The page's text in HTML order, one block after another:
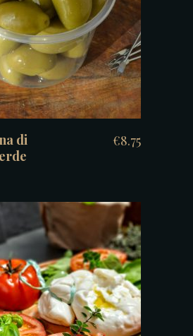
AAN WINKELWAGEN
di
€8.75
AAN WINKELWAGEN